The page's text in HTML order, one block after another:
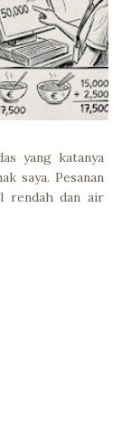
yang katanya
saya. Pesanan
rendah dan air